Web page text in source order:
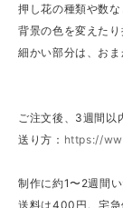
押し花の種類や数な
背景の色を変えた
細かい部分は、おま
ご注文後、3週間
送り方： https://
制作に約1〜2週間い
送料は400円。宅急